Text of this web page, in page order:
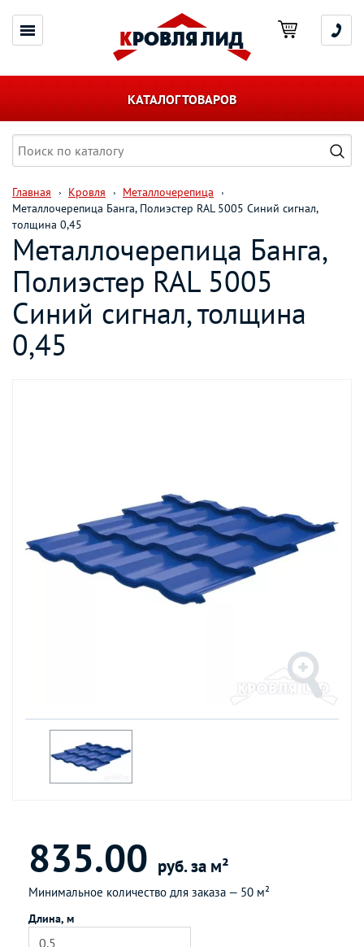
КАТАЛОГ ТОВАРОВ
Главная Кровля
Металлочерепица
Металлочерепица Банга, Полиэстер RAL 5005 Синий сигнал,
толщина 0,45
Металлочерепица Банга,
Полиэстер RAL 5005
Синий сигнал, толщина
0,45
835.00 руб. за м²
Минимальное количество для заказа — 50 м²
Длина, м